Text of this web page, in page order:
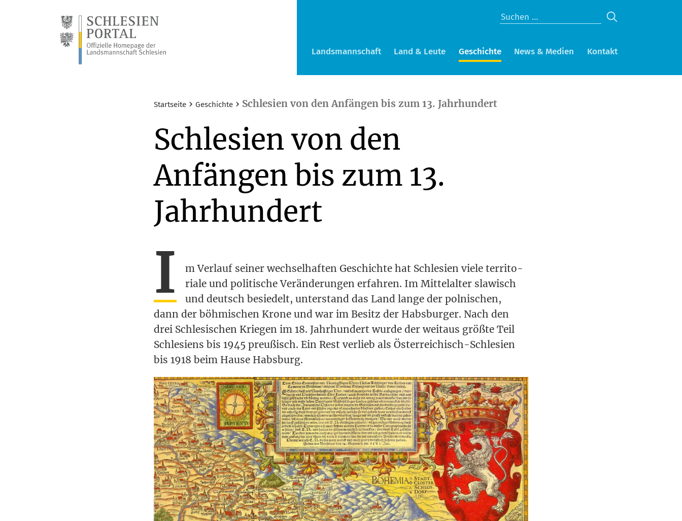
Landsmannschaft Land & Leute Geschichte News & Medien Kontakt
Startseite › Geschichte › Schlesien von den Anfängen bis zum 13. Jahrhundert
Schlesien von den
Anfängen bis zum 13.
Jahrhundert
I
m Ver­lauf sei­ner wech­sel­haf­ten Geschich­te hat Schle­si­en vie­le ter­ri­to­
ria­le und poli­ti­sche Ver­än­de­run­gen erfah­ren. Im Mit­tel­al­ter sla­wisch
und deutsch besie­delt, unter­stand das Land lan­ge der pol­ni­schen,
dann der böh­mi­schen Kro­ne und war im Besitz der Habs­bur­ger. Nach den
drei Schle­si­schen Krie­gen im 18. Jahr­hun­dert wur­de der weit­aus größ­te Teil
Schle­si­ens bis 1945 preu­ßisch. Ein Rest ver­lieb als Öster­rei­chisch-Schle­si­en
bis 1918 beim Hau­se Habsburg.